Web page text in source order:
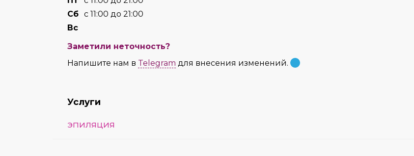
Сб с 11:00 до 21:00
Вс
Заметили неточность?
Напишите нам в Telegram для внесения изменений.
Услуги
ЭПИЛЯЦИЯ